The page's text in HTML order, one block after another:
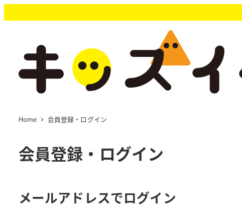
イ
Home 会員登録・ログイン
会員登録・ログイン
メールアドレスでログイン